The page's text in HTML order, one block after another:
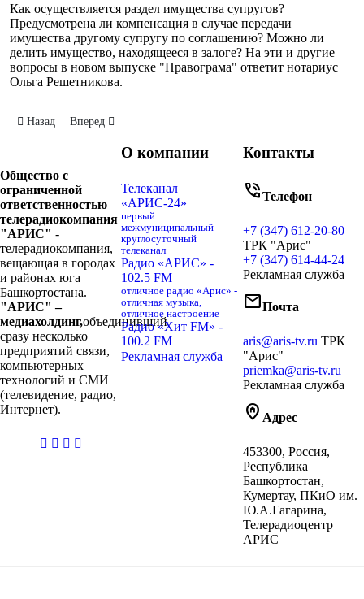
Как осуществляется раздел имущества супругов?
Предусмотрена ли компенсация в случае передачи
имущества другому супругу по соглашению? Можно ли
делить имущество, находящееся в залоге? На эти и другие
вопросы в новом выпуске "Правограма" ответит нотариус
Ольга Решетникова.
Предыдущий: "Правограм" – договор ренты
Назад Следующий: "Правограм" – маткапитал: жильё
Вперед
Общество с
ограниченной
ответственностью
телерадиокомпания
"АРИС" -
телерадиокомпания,
вещающая в городах
и районах юга
Башкортостана.
"АРИС" –
медиахолдинг,объединивший
сразу несколько
предприятий связи,
компьютерных
технологий и СМИ
(телевидение, радио,
Интернет).
casibom
О компании
Телеканал
«АРИС-24»
первый
межмуниципальный
круглосуточный
телеканал
Радио «АРИС» -
102.5 FM
отличное радио «Арис» -
отличная музыка,
отличное настроение
Радио «Хит FM» -
100.2 FM
Рекламная служба
Контакты
phone_in_talkТелефон
+7 (347) 612-20-80
ТРК "Арис"
+7 (347) 614-44-24
Рекламная служба
mailПочта
aris@aris-tv.ru ТРК
"Арис"
priemka@aris-tv.ru
Рекламная служба
home_pin Адрес
453300, Россия,
Республика
Башкортостан,
Кумертау, ПКиО им.
Ю.А.Гагарина,
Телерадиоцентр
АРИС